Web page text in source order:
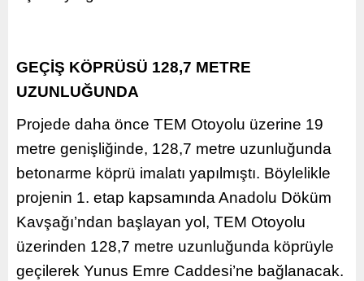
GEÇİŞ KÖPRÜSÜ 128,7 METRE
UZUNLUĞUNDA
Projede daha önce TEM Otoyolu üzerine 19
metre genişliğinde, 128,7 metre uzunluğunda
betonarme köprü imalatı yapılmıştı. Böylelikle
projenin 1. etap kapsamında Anadolu Döküm
Kavşağı’ndan başlayan yol, TEM Otoyolu
üzerinden 128,7 metre uzunluğunda köprüyle
geçilerek Yunus Emre Caddesi’ne bağlanacak.